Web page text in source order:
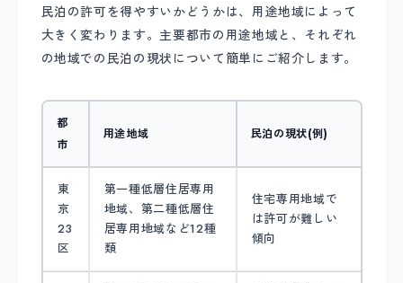
民泊の許可を得やすいかどうかは、用途地域によって
大きく変わります。主要都市の用途地域と、それぞれ
の地域での民泊の現状について簡単にご紹介します。
都
市
用途地域 民泊の現状(例)
東
京
23
区
第一種低層住居専用
地域、第二種低層住
居専用地域など12種
類
住宅専用地域で
は許可が難しい
傾向